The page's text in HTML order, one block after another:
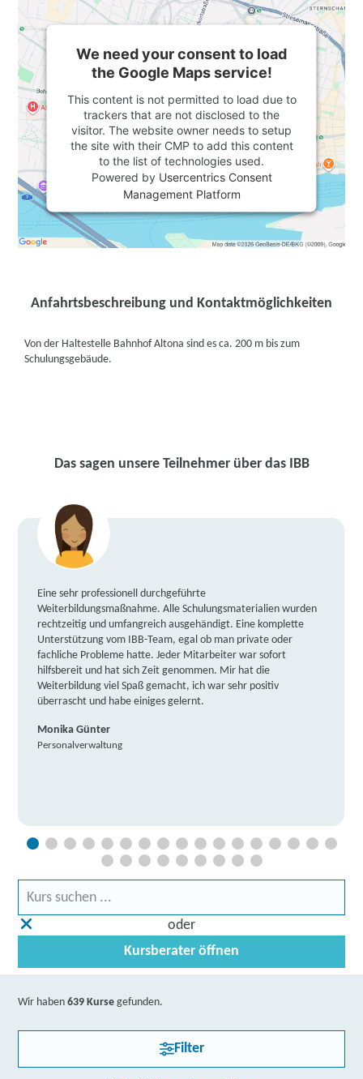
We need your consent to load
the Google Maps service!
This content is not permitted to load due to
trackers that are not disclosed to the
visitor. The website owner needs to setup
the site with their CMP to add this content
to the list of technologies used.
Powered by Usercentrics Consent
Management Platform
Anfahrtsbeschreibung und Kontaktmöglichkeiten
Von der Haltestelle Bahnhof Altona sind es ca. 200 m bis zum
Schulungsgebäude.
Das sagen unsere Teilnehmer über das IBB
Eine sehr professionell durchgeführte
Weiterbildungsmaßnahme. Alle Schulungsmaterialien wurden
rechtzeitig und umfangreich ausgehändigt. Eine komplette
Unterstützung vom IBB-Team, egal ob man private oder
fachliche Probleme hatte. Jeder Mitarbeiter war sofort
hilfsbereit und hat sich Zeit genommen. Mir hat die
Weiterbildung viel Spaß gemacht, ich war sehr positiv
überrascht und habe einiges gelernt.
Monika Günter
Personalverwaltung
oder
Kursberater öffnen
Wir haben639 Kurse gefunden.
Filter